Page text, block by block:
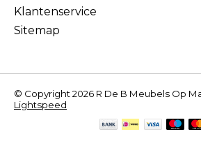
Klantenservice
Sitemap
© Copyright 2026 R De B Meubels Op
Lightspeed